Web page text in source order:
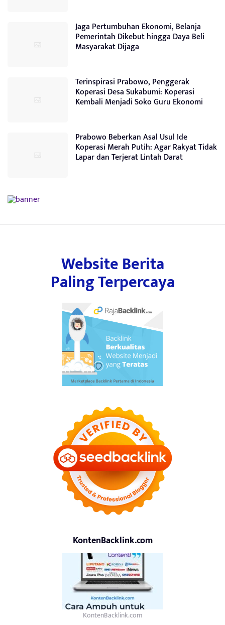
Jaga Pertumbuhan Ekonomi, Belanja
Pemerintah Dikebut hingga Daya Beli
Masyarakat Dijaga
Terinspirasi Prabowo, Penggerak
Koperasi Desa Sukabumi: Koperasi
Kembali Menjadi Soko Guru Ekonomi
Prabowo Beberkan Asal Usul Ide
Koperasi Merah Putih: Agar Rakyat Tidak
Lapar dan Terjerat Lintah Darat
Website Berita
Paling Terpercaya
KontenBacklink.com
KontenBacklink.com